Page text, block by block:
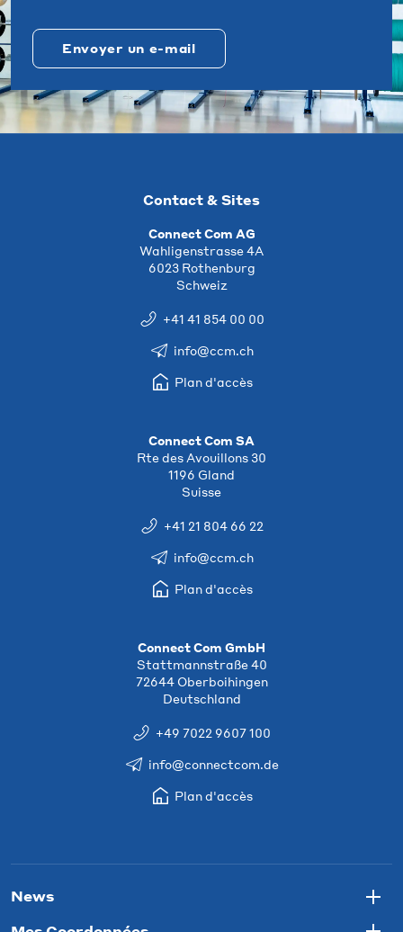
Envoyer un e-mail
Contact & Sites
Connect Com AG
Wahligenstrasse 4A
6023 Rothenburg
Schweiz
+41 41 854 00 00
info@ccm.ch
Plan d'accès
Connect Com SA
Rte des Avouillons 30
1196 Gland
Suisse
+41 21 804 66 22
info@ccm.ch
Plan d'accès
Connect Com GmbH
Stattmannstraße 40
72644 Oberboihingen
Deutschland
+49 7022 9607 100
info@connectcom.de
Plan d'accès
News